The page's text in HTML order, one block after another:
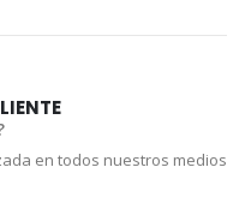
en todos nuestros medios